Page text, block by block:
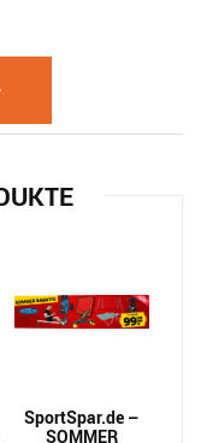
SportSpar.de –
SOMMER